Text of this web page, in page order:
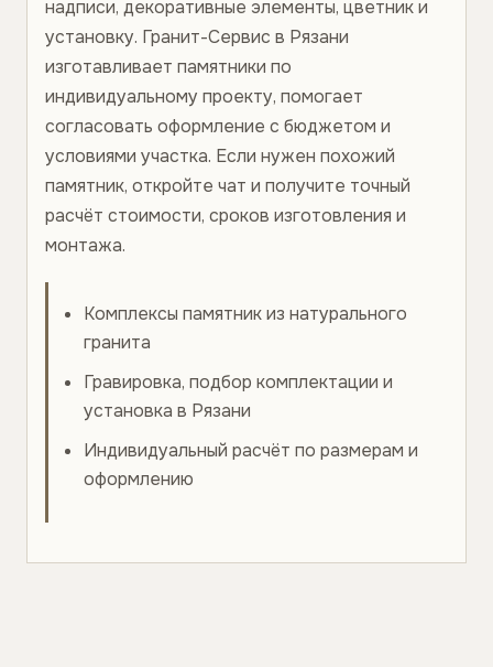
надписи, декоративные элементы, цветник и
установку. Гранит-Сервис в Рязани
изготавливает памятники по
индивидуальному проекту, помогает
согласовать оформление с бюджетом и
условиями участка. Если нужен похожий
памятник, откройте чат и получите точный
расчёт стоимости, сроков изготовления и
монтажа.
Комплексы памятник из натурального
гранита
Гравировка, подбор комплектации и
установка в Рязани
Индивидуальный расчёт по размерам и
оформлению